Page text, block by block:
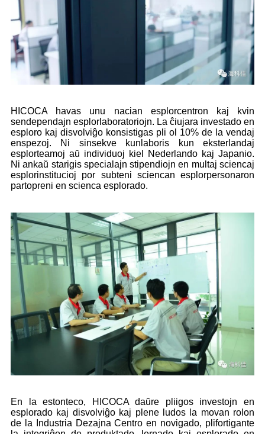
HICOCA havas unu nacian esplorcentron kaj kvin
sendependajn esplorlaboratoriojn. La ĉiujara investado en
esploro kaj disvolviĝo konsistigas pli ol 10% de la vendaj
enspezoj. Ni sinsekve kunlaboris kun eksterlandaj
esplorteamoj aŭ individuoj kiel Nederlando kaj Japanio.
Ni ankaŭ starigis specialajn stipendiojn en multaj sciencaj
esplorinstitucioj por subteni sciencan esplorpersonaron
partopreni en scienca esplorado.
En la estonteco, HICOCA daŭre pliigos investojn en
esplorado kaj disvolviĝo kaj plene ludos la movan rolon
de la Industria Dezajna Centro en novigado, plifortigante